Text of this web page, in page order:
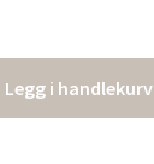
Legg i handlekurv